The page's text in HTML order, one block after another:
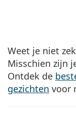
Weet je niet
Misschien zijn
Ontdek de
gezichten voor